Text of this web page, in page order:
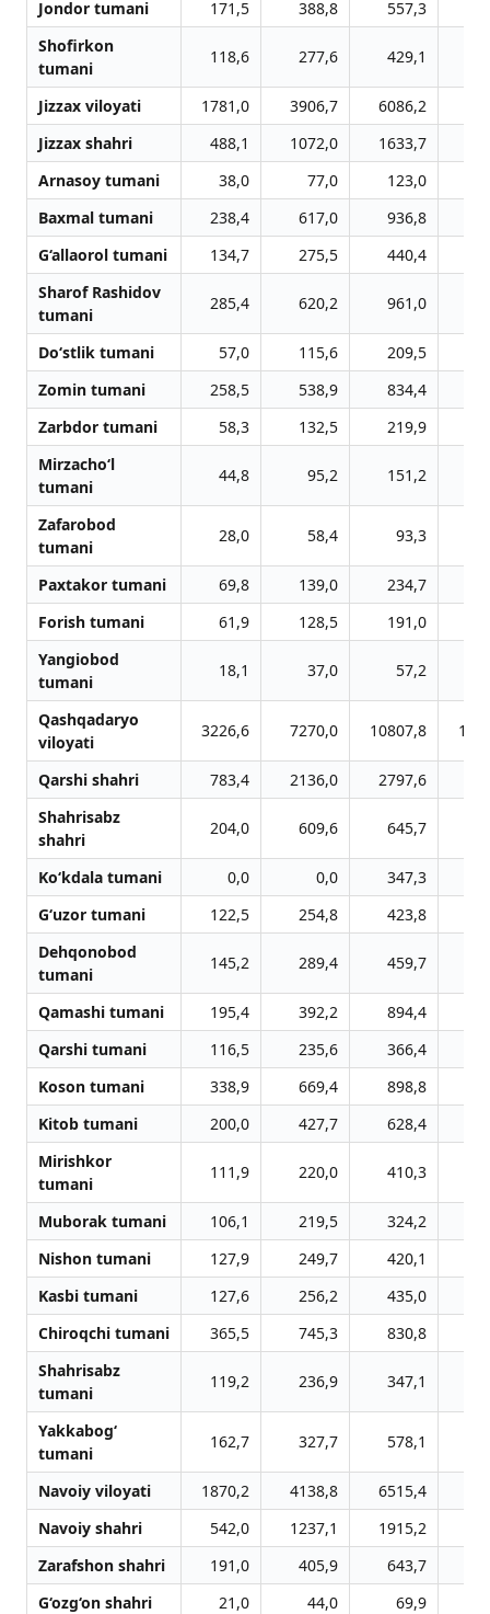
Jondor tumani 171,5 388,8 557,3
Shofirkon
tumani
118,6 277,6 429,1
Jizzax viloyati 1781,0 3906,7 6086,2
Jizzax shahri
488,1 1072,0 1633,7
Arnasoy tumani
38,0 77,0 123,0
Baxmal tumani
238,4 617,0 936,8
G‘allaorol tumani
134,7 275,5 440,4
Sharof Rashidov
tumani
285,4 620,2 961,0
Do‘stlik tumani 57,0 115,6 209,5
Zomin tumani
258,5 538,9 834,4
Zarbdor tumani
58,3 132,5 219,9
Mirzacho‘l
tumani
44,8 95,2 151,2
Zafarobod
tumani
28,0 58,4 93,3
Paxtakor tumani 69,8 139,0 234,7
Forish tumani
61,9 128,5 191,0
Yangiobod
tumani
18,1 37,0 57,2
Qashqadaryo
viloyati
3226,6 7270,0 10807,8
Qarshi shahri 783,4 2136,0 2797,6
Shahrisabz
shahri
204,0 609,6 645,7
Ko‘kdala tumani 0,0 0,0 347,3
G‘uzor tumani
122,5 254,8 423,8
Dehqonobod
tumani
145,2 289,4 459,7
Qamashi tumani 195,4 392,2 894,4
Qarshi tumani
116,5 235,6 366,4
Koson tumani
338,9 669,4 898,8
Kitob tumani
200,0 427,7 628,4
Mirishkor
tumani
111,9 220,0 410,3
Muborak tumani 106,1 219,5 324,2
Nishon tumani
127,9 249,7 420,1
Kasbi tumani
127,6 256,2 435,0
Chiroqchi tumani
365,5 745,3 830,8
Shahrisabz
tumani
119,2 236,9 347,1
Yakkabog‘
tumani
162,7 327,7 578,1
Navoiy viloyati 1870,2 4138,8 6515,4
Navoiy shahri
542,0 1237,1 1915,2
Zarafshon shahri
191,0 405,9 643,7
G‘ozg‘on shahri
21,0 44,0 69,9